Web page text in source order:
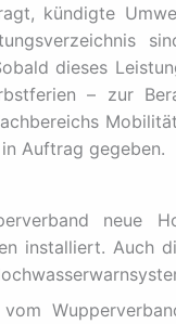
kündigte
dieses
– zur
Auftrag gegeben.
neue
installiert. Auch
vom